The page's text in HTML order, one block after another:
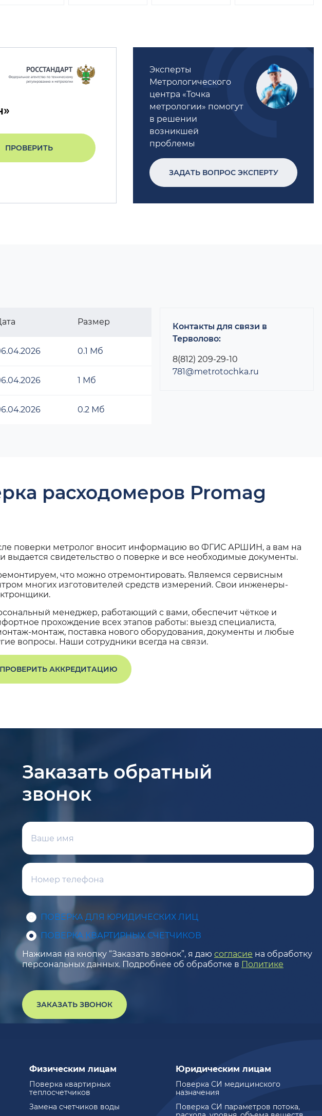
ПРОВЕРИТЬ
Эксперты
Метрологического
центра «Точка
метрологии» помогут
в решении
возникшей
проблемы
ЗАДАТЬ ВОПРОС ЭКСПЕРТУ
Размер
0.1 Мб
1 Мб
0.2 Мб
Контакты для связи в
Терволово:
8(812) 209-29-10
781@metrotochka.ru
расходомеров Promag
поверки метролог вносит информацию во ФГИС АРШИН, а вам на
выдается свидетельство о поверке и все необходимые документы.
что можно отремонтировать. Являемся сервисным
многих изготовителей средств измерений. Свои инженеры-
менеджер, работающий с вами, обеспечит чёткое и
прохождение всех этапов работы: выезд специалиста,
монтаж, поставка нового оборудования, документы и любые
вопросы. Наши сотрудники всегда на связи.
ПРОВЕРИТЬ АККРЕДИТАЦИЮ
Заказать обратный
звонок
ПОВЕРКА ДЛЯ ЮРИДИЧЕСКИХ ЛИЦ
ПОВЕРКА КВАРТИРНЫХ СЧЕТЧИКОВ
Нажимая на кнопку “Заказать звонок”, я даю согласие на обработку
персональных данных. Подробнее об обработке в Политике
ЗАКАЗАТЬ ЗВОНОК
Физическим лицам
Поверка квартирных
теплосчетчиков
Замена счетчиков воды
Юридическим лицам
Поверка СИ медицинского
назначения
Поверка СИ параметров потока,